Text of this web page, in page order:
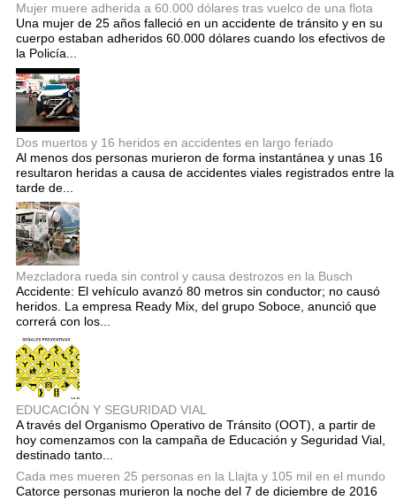
Mujer muere adherida a 60.000 dólares tras vuelco de una flota
Una mujer de 25 años falleció en un accidente de tránsito y en su
cuerpo estaban adheridos 60.000 dólares cuando los efectivos de
la Policía...
Dos muertos y 16 heridos en accidentes en largo feriado
Al menos dos personas murieron de forma instantánea y unas 16
resultaron heridas a causa de accidentes viales registrados entre la
tarde de...
Mezcladora rueda sin control y causa destrozos en la Busch
Accidente: El vehículo avanzó 80 metros sin conductor; no causó
heridos. La empresa Ready Mix, del grupo Soboce, anunció que
correrá con los...
EDUCACIÓN Y SEGURIDAD VIAL
A través del Organismo Operativo de Tránsito (OOT), a partir de
hoy comenzamos con la campaña de Educación y Seguridad Vial,
destinado tanto...
Cada mes mueren 25 personas en la Llajta y 105 mil en el mundo
Catorce personas murieron la noche del 7 de diciembre de 2016